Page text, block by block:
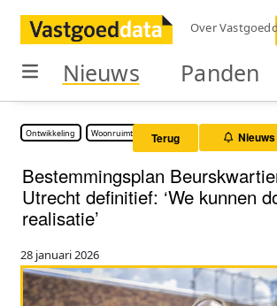
Over
Nieuws Panden
Ontwikkeling Woonruimte Terug
Bestemmingsplan
Utrecht definitief: ‘We kunnen
realisatie’
28 januari 2026